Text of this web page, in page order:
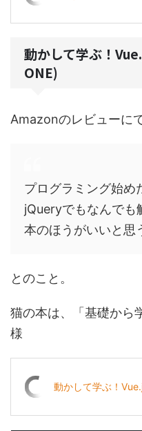
動かして学ぶ！
ONE)
Amazonのレビューにて
プログラミング始め
jQueryでもなんでも
本のほうがいいと思
とのこと。
猫の本は、「基礎から
様
動かして学ぶ！